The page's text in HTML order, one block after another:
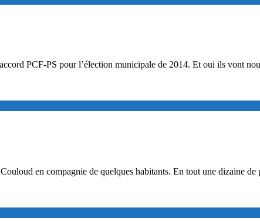
PCF-PS pour l’élection municipale de 2014. Et oui ils vont
en compagnie de quelques habitants. En tout une dizaine de